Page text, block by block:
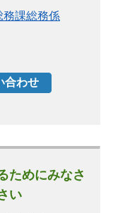
務課総務係
ためにみなさ
い